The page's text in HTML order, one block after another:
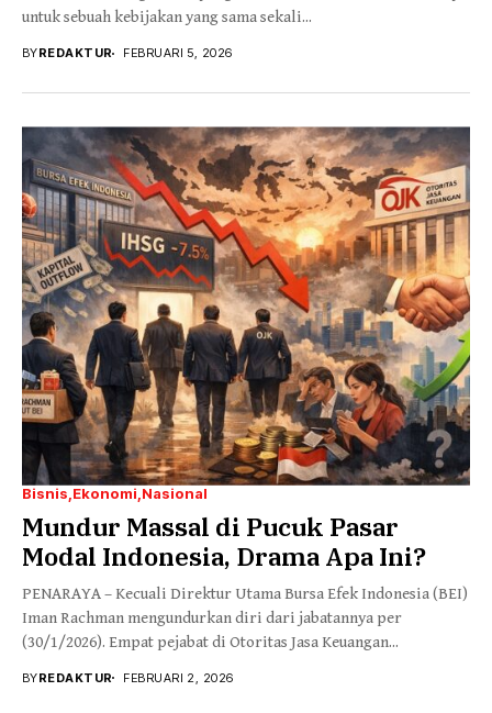
untuk sebuah kebijakan yang sama sekali...
BYREDAKTUR FEBRUARI 5, 2026
Bisnis Ekonomi Nasional
Mundur Massal di Pucuk Pasar
Modal Indonesia, Drama Apa Ini?
PENARAYA – Kecuali Direktur Utama Bursa Efek Indonesia (BEI)
Iman Rachman mengundurkan diri dari jabatannya per
(30/1/2026). Empat pejabat di Otoritas Jasa Keuangan...
BYREDAKTUR FEBRUARI 2, 2026